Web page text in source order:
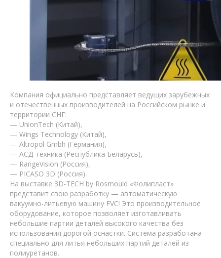
Компания официально представляет ведущих зарубежных
и отечественных производителей на Российском рынке и
территории СНГ:
— UnionTech (Китай),
— Wings Technology (Китай),
— Altropol Gmbh (Германия),
— АСД-техника (Республика Беларусь),
— RangeVision (Россия),
— PICASO 3D (Россия).
На выставке 3D-TECH by Rosmould «Фолипласт»
представит свою разработку — автоматическую
вакуумно-литьевую машину FVC! Это производительное
оборудование, которое позволяет изготавливать
небольшие партии деталей высокого качества без
использования дорогой оснастки. Система разработана
специально для литья небольших партий деталей из
полиуретанов.